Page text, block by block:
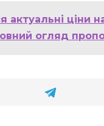
актуальні ціни
огляд